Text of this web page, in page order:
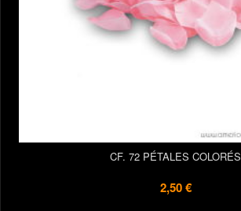
CF. 72 PÉTALES COLORÉS
2,50 €